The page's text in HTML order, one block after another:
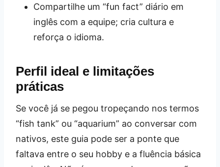
Compartilhe um “fun fact” diário em
inglês com a equipe; cria cultura e
reforça o idioma.
Perfil ideal e limitações
práticas
Se você já se pegou tropeçando nos termos
“fish tank” ou “aquarium” ao conversar com
nativos, este guia pode ser a ponte que
faltava entre o seu hobby e a fluência básica